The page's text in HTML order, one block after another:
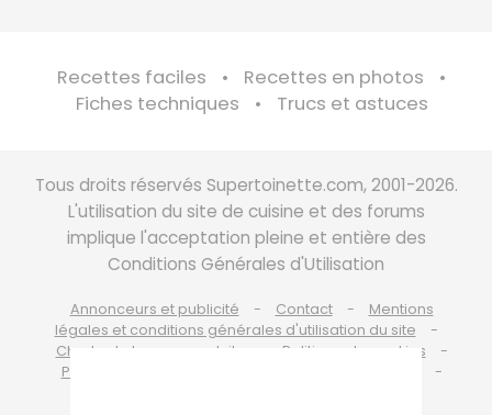
Recettes faciles
Recettes en photos
Fiches techniques
Trucs et astuces
Tous droits réservés Supertoinette.com, 2001-2026.
L'utilisation du site de cuisine et des forums
implique l'acceptation pleine et entière des
Conditions Générales d'Utilisation
Annonceurs et publicité Contact
Mentions
légales et conditions générales d'utilisation du site
Charte de bonne conduite
Politique de cookies
Politique de protection des données personnelles